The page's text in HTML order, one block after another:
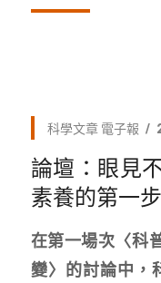
科學文章 電子報
論壇：眼見
素養的第一步
在第一場次〈科
變〉的討論中，